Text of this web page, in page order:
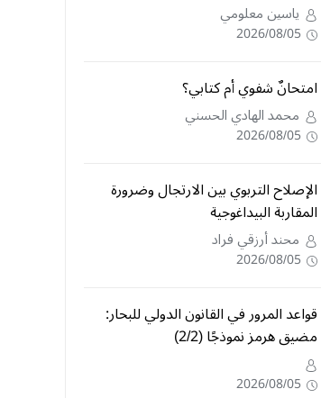
ياسين معلومي
2026/08/05
امتحانٌ شفوي أم كتابي؟
محمد الهادي الحسني
2026/08/05
الإصلاح التربوي بين الارتجال وضرورة
المقاربة البيداغوجية
محند أرزقي فراد
2026/08/05
قواعد المرور في القانون الدولي للبحار:
مضيق هرمز نموذجًا (2/2)
2026/08/05